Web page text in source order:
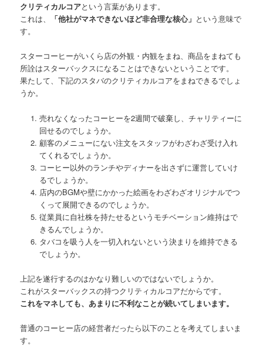
クリティカルコアという言葉があります。
これは、
「他社がマネできないほど非合理な核心」 という意味で
す。
スターコーヒーがいくら店の外観・内観をまね、商品をまねても
所詮はスターバックスになることはできないということです。
果たして、下記のスタバのクリティカルコアをまねできるでしょ
うか。
売れなくなったコーヒーを2週間で破棄し、チャリティーに
回せるのでしょうか。
顧客のメニューにない注文をスタッフがわざわざ受け入れ
てくれるでしょうか。
コーヒー以外のランチやディナーを出さずに運営していけ
るでしょうか。
店内のBGMや壁にかかった絵画をわざわざオリジナルでつ
くって展開できるのでしょうか。
従業員に自社株を持たせるというモチベーション維持はで
きるんでしょうか。
タバコを吸う人を一切入れないという決まりを維持できる
でしょうか。
上記を遂行するのはかなり難しいのではないでしょうか。
これがスターバックスの持つクリティカルコアだからです。
これをマネしても、あまりに不利なことが続いてしまいます。
普通のコーヒー店の経営者だったら以下のことを考えてしまいま
す。